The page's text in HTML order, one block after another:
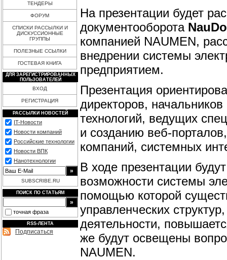
ТЕНДЕРЫ
ФОРУМ
СПИСКИ РАССЫЛКИ И
ДИСКУССИОННЫЕ
ГРУППЫ
ПОЛЕЗНЫЕ ССЫЛКИ
ГОСТЕВАЯ КНИГА
ДЛЯ ЗАРЕГИСТРИРОВАННЫХ
ПОЛЬЗОВАТЕЛЕЙ
ВХОД
РЕГИСТРАЦИЯ
РАССЫЛКИ НОВОСТЕЙ
IT-Новости
Новости компаний
Российские технологии
Новости ВПК
Нанотехнологии
SUBSCRIBE.RU
ПОИСК ПО СТАТЬЯМ
точная фраза
RSS-ЛЕНТА
Подписаться
На презентации будет
документооборота
компанией NAUMEN,
внедрении системы
предприятием.
Презентация
директоров,
технологий, ведущих
и созданию веб-
компаний, системных
В ходе презентации
возможности системы
помощью которой
управленческих
деятельности,
же будут освещены
NAUMEN.